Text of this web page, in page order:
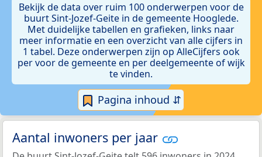
Bekijk de data over ruim 100 onderwerpen voor de
buurt Sint-Jozef-Geite in de gemeente Hooglede.
Met duidelijke tabellen en grafieken, links naar
meer informatie en een overzicht van alle cijfers in
1 tabel. Deze onderwerpen zijn op AlleCijfers ook
per voor de gemeente en per deelgemeente of wijk
te vinden.
Pagina inhoud ⇵
Aantal inwoners per jaar